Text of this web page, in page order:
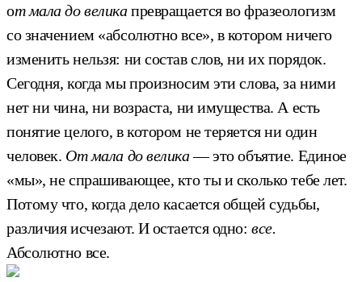
от мала до великапревращается во фразеологизм
со значением «абсолютно все», в котором ничего
изменить нельзя: ни состав слов, ни их порядок.
Сегодня, когда мы произносим эти слова, за ними
нет ни чина, ни возраста, ни имущества. А есть
понятие целого, в котором не теряется ни один
человек. От мала до велика— это объятие. Единое
«мы», не спрашивающее, кто ты и сколько тебе лет.
Потому что, когда дело касается общей судьбы,
различия исчезают. И остается одно:все.
Абсолютно все.